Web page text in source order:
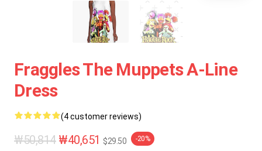
Fraggles The Muppets A-Line
Dress
(4 customer reviews)
₩50,814 ₩40,651 $29.50 -20%